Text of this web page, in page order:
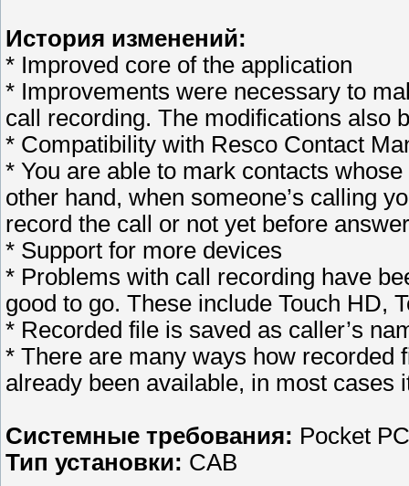
История изменений:
* Improved core of the application
* Improvements were necessary to
call recording. The modifications also
* Compatibility with Resco Contact
* You are able to mark contacts
other hand, when someone’s calling
record the call or not yet before
* Support for more devices
* Problems with call recording have
good to go. These include Touch HD,
* Recorded file is saved as caller’s
* There are many ways how recorded
already been available, in most cases
Системные требования: Pocket
Тип установки: CAB